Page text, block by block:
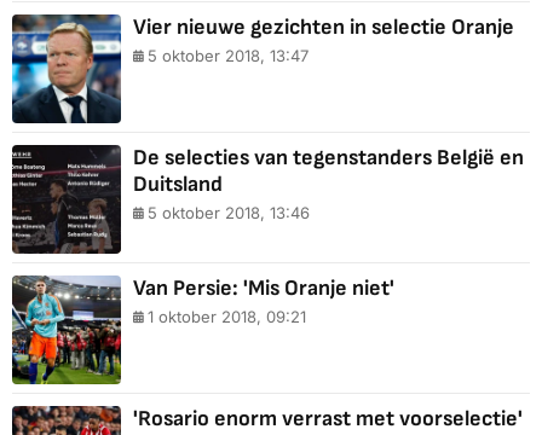
Vier nieuwe gezichten in selectie Oranje
5 oktober 2018, 13:47
De selecties van tegenstanders België en
Duitsland
5 oktober 2018, 13:46
Van Persie: 'Mis Oranje niet'
1 oktober 2018, 09:21
'Rosario enorm verrast met voorselectie'